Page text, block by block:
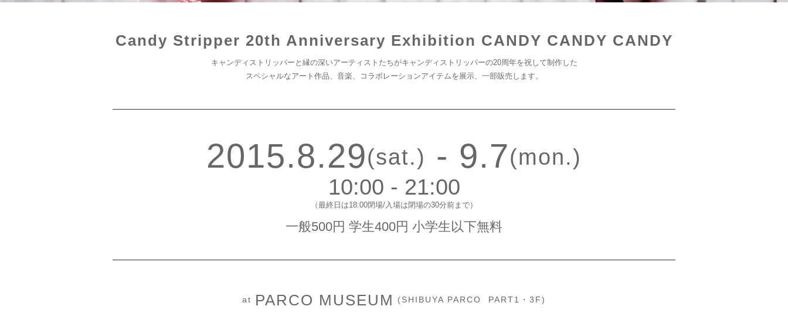
Candy Stripper 20th Anniversary Exhibition CANDY CANDY CANDY
キャンディストリッパーと縁の深いアーティストたちがキャンディストリッパーの20周年を祝して制作した
スペシャルなアート作品、音楽、コラボレーションアイテムを展示、一部販売します。
2015.8.29(sat.) - 9.7(mon.)
10:00 - 21:00
（最終日は18:00閉場/入場は閉場の30分前まで）
一般500円 学生400円 小学生以下無料
at PARCO MUSEUM (SHIBUYA PARCO PART1・3F)